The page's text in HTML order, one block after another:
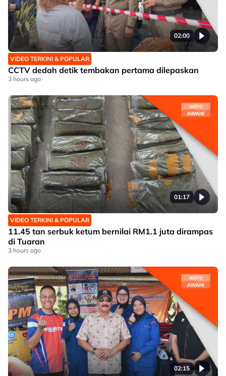
02:00
VIDEO TERKINI & POPULAR
CCTV dedah detik tembakan pertama dilepaskan
3 hours ago
01:17
VIDEO TERKINI & POPULAR
11.45 tan serbuk ketum bernilai RM1.1 juta dirampas
di Tuaran
3 hours ago
02:15